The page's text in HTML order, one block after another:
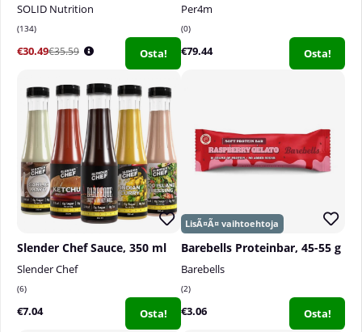
SOLID Nutrition
134
€30.49€35.59 Osta!
Per4m
0
€79.44 Osta!
Slender Chef Sauce, 350 ml
Slender Chef
6
€7.04 Osta!
Barebells Proteinbar, 45-55 g
Barebells
2
€3.06 Osta!